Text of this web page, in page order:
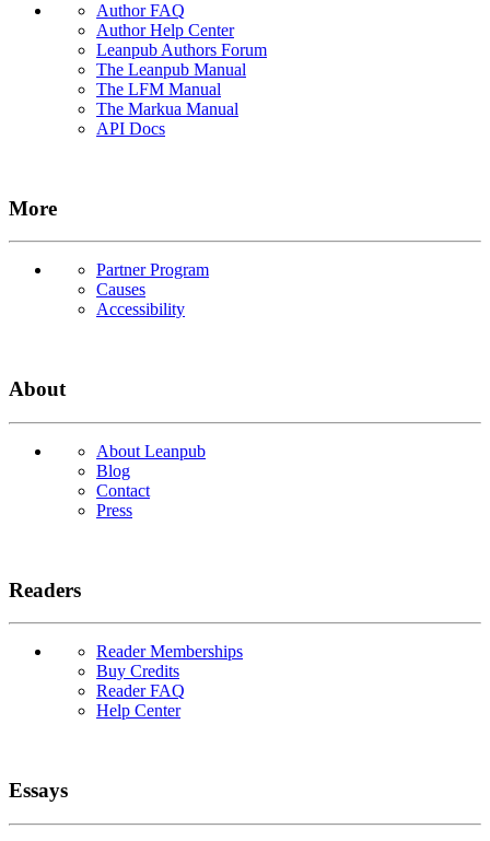
Author FAQ
Author Help Center
Leanpub Authors Forum
The Leanpub Manual
The LFM Manual
The Markua Manual
API Docs
More
Partner Program
Causes
Accessibility
About
About Leanpub
Blog
Contact
Press
Readers
Reader Memberships
Buy Credits
Reader FAQ
Help Center
Essays